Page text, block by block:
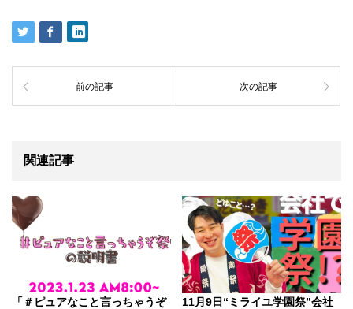
前の記事 次の記事
関連記事
「＃ピュアなこと言っちゃうぞ
11月9日“ミライユ学園祭”会社